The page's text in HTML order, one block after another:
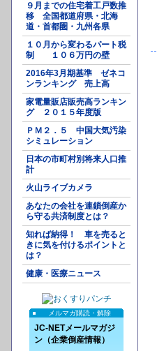
９月までの住宅着工戸数推
移 全国都道府県・北海
道・首都圏・九州各県
１０月から変わるパート税
制 １０６万円の壁
2016年3月期基準 ゼネコ
ンランキング 売上高
家電量販店販売高ランキン
グ ２０１５年度版
ＰＭ２．５ 中国大気汚染
シミュレーション
日本の市町村別将来人口推
計
火山ライブカメラ
あなたの会社を連鎖倒産か
ら守る共済制度とは？
知れば納得！ 車を売ると
きに気を付けるポイントと
は？
健康・医療ニュース
メルマガ購読・解除
JC-NETメールマガジ
ン（企業倒産情報）